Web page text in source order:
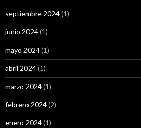
septiembre 2024(1)
junio 2024(1)
mayo 2024(1)
abril 2024(1)
marzo 2024(1)
febrero 2024(2)
enero 2024(1)